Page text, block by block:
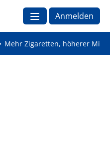
Anmelden
Mehr Zigaretten, höherer